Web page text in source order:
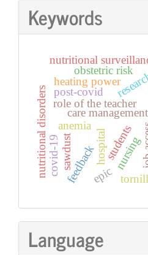
Keywords
care management
nursing
hospital
role of the teacher
job
anemia
nutritional
nutritional disorders
heating power
sawdust students
feedbackepic
obstetric risk
covid-19
post-covid
Language